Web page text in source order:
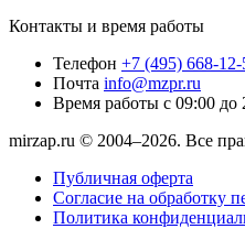
Контакты и время работы
Телефон +7 (495) 668-12-
Почта info@mzpr.ru
Время работы с 09:00 до
mirzap.ru © 2004–2026. Все
Публичная оферта
Согласие на обработку
Политика